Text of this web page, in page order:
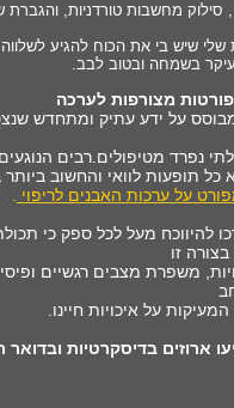
סילוק מחשבות טורדניות,
שיש בי את הכוח להגיע
בשמחה ובטוב לבב.
מצורפות לערכה
על ידע עתיק ומתחדש
נפרד מטיפולים.רבים
כל תופעות לוואי והחשוב
על ערכות האבנים לריפוי
להיווכח מעל לכל ספק כי
זו
משפרת מצבים רגשיים
על איכויות חיינו.
ארוזים בדיסקרטיות ובדואר